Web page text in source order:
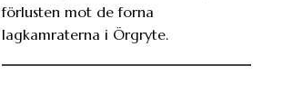
förlusten mot de forna
lagkamraterna i Örgryte.